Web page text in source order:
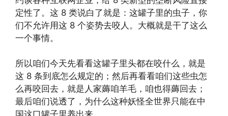
定性了。这 8 类说白了就是：这罐子里的虫子，你
们不允许用这 8 个姿势去咬人。大概就是干了这么
一个事情。
所以咱们今天先看看这罐子里头都在咬什么，就是
这 8 条到底怎么规定的；然后再看看咱们这些虫怎
么再咬回去，就是人家薅咱羊毛，咱也得薅回去；
最后咱们说透了，为什么这种妖怪全世界只能在中